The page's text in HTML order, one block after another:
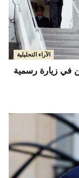
الآراء التحليلية
في زيارة رسمية